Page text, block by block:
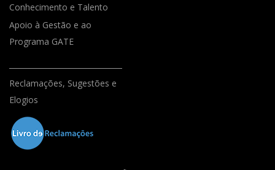
Conhecimento e Talento
Apoio à Gestão e ao
Programa GATE
Reclamações, Sugestões e
Elogios